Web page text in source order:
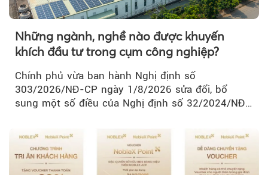
Những ngành, nghề nào được khuyến
khích đầu tư trong cụm công nghiệp?
Chính phủ vừa ban hành Nghị định số
303/2026/NĐ-CP ngày 1/8/2026 sửa đổi, bổ
sung một số điều của Nghị định số 32/2024/NĐ-